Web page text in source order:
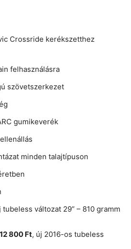
Crossride kerékszetthez
felhasználásra
szövetszerkezet
gumikeverék
minden talajtípuson
tubeless változat 29” – 810 gramm
12 800 Ft, új 2016-os tubeless